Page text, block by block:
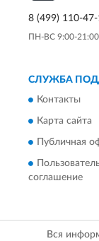
8 (499) 110-
ПН-ВС 9:00-21:00
СЛУЖБА
Контакты
Карта сайта
Публичная
соглашение
Вся